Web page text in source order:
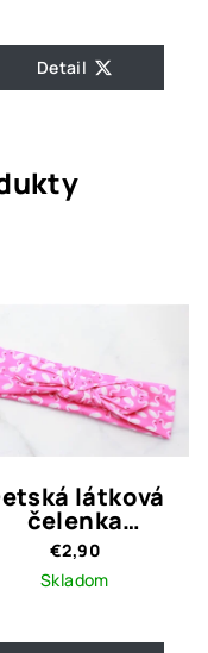
Detail
látková
čelenka
cyklámenová s
labuťami
€2,90
Skladom